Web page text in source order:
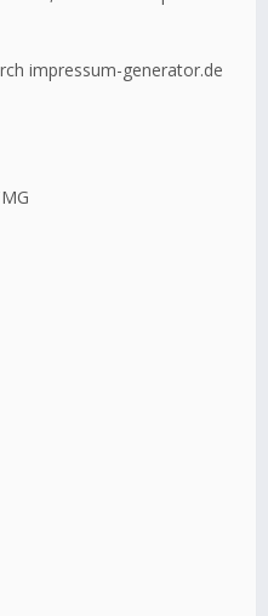
impressum-generator.de